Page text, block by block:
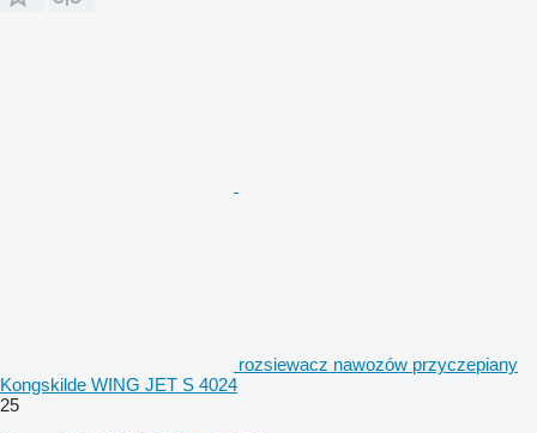
rozsiewacz nawozów przyczepiany
Kongskilde WING JET S 4024
25